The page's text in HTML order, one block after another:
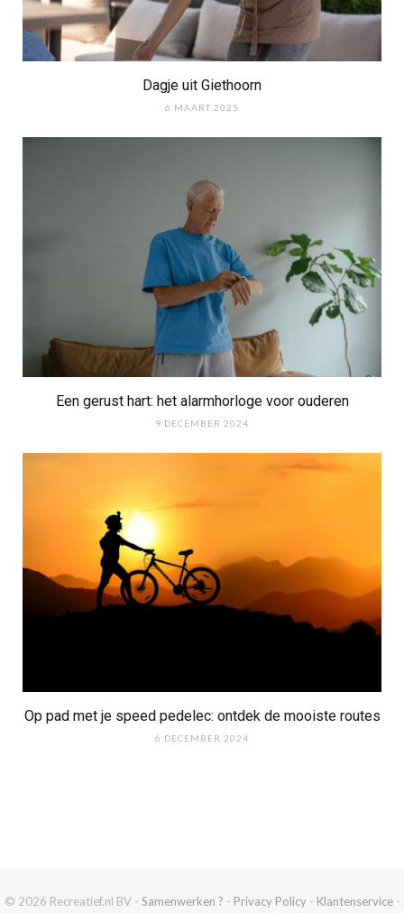
Dagje uit Giethoorn
6 MAART 2025
Een gerust hart: het alarmhorloge voor ouderen
9 DECEMBER 2024
Op pad met je speed pedelec: ontdek de mooiste routes
6 DECEMBER 2024
© 2026 Recreatief.nl BV - Samenwerken ? - Privacy Policy- Klantenservice-